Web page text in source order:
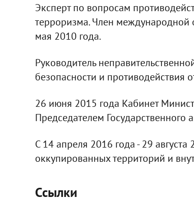
Эксперт по вопросам
терроризма. Член международной
мая 2010 года.
Руководитель
безопасности и противодействия
26 июня 2015 года Кабинет
Председателем Государственного
С 14 апреля 2016 года - 29
оккупированных территорий и
Ссылки